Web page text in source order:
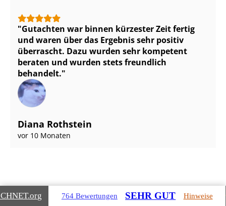
Gutachten war binnen kürzester Zeit fertig
und waren über das Ergebnis sehr positiv
überrascht. Dazu wurden sehr kompetent
beraten und wurden stets freundlich
behandelt.
Diana Rothstein
vor 10 Monaten
.org 764 Bewertungen SEHR GUT Hinweise